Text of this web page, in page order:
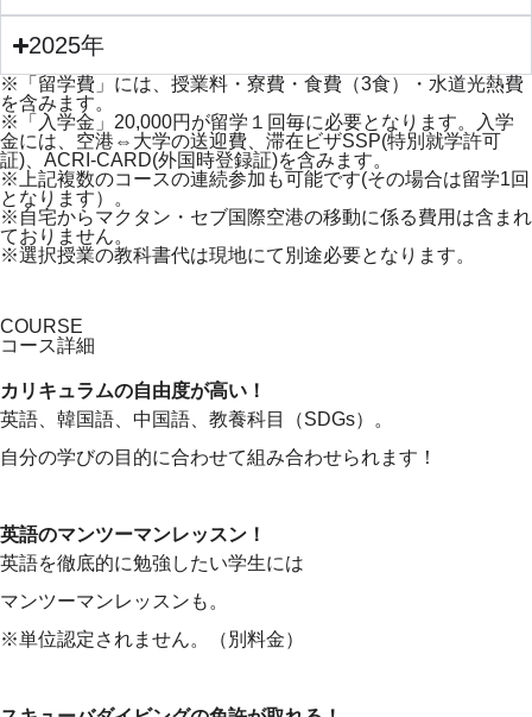
2025年
※「留学費」には、授業料・寮費・食費（3食）・水道光熱費
を含みます。
※「入学金」20,000円が留学１回毎に必要となります。入学
金には、空港⇔大学の送迎費、滞在ビザSSP(特別就学許可
証)、ACRI-CARD(外国時登録証)を含みます。
※上記複数のコースの連続参加も可能です(その場合は留学1回
となります）。
※自宅からマクタン・セブ国際空港の移動に係る費用は含まれ
ておりません。
※選択授業の教科書代は現地にて別途必要となります。
COURSE
コース詳細
カリキュラムの自由度が高い！
英語、韓国語、中国語、教養科目（SDGs）。
自分の学びの目的に合わせて組み合わせられます！
英語のマンツーマンレッスン！
英語を徹底的に勉強したい学生には
マンツーマンレッスンも。
※単位認定されません。（別料金）